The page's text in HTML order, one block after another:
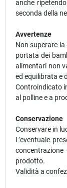
anche
seconda della
Avvertenze
Non superare
portata dei
alimentari non
ed equilibrata e
Controindicato
al polline e a
Conservazione
Conservare in
L’eventuale
prodotto.
Validità a